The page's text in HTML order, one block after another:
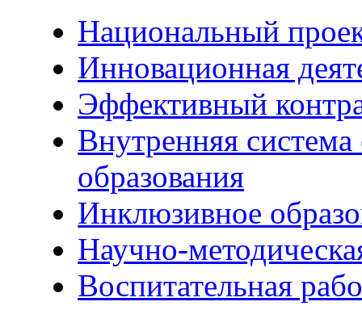
Национальный
Инновационная
Эффективный
Внутренняя система
образования
Инклюзивное
Научно-
Воспитательная